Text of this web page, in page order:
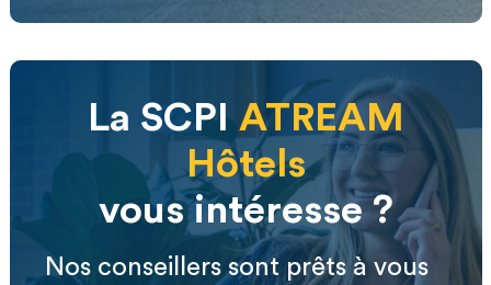
La SCPI ATREAM
Hôtels
vous intéresse ?
Nos conseillers sont prêts à vous